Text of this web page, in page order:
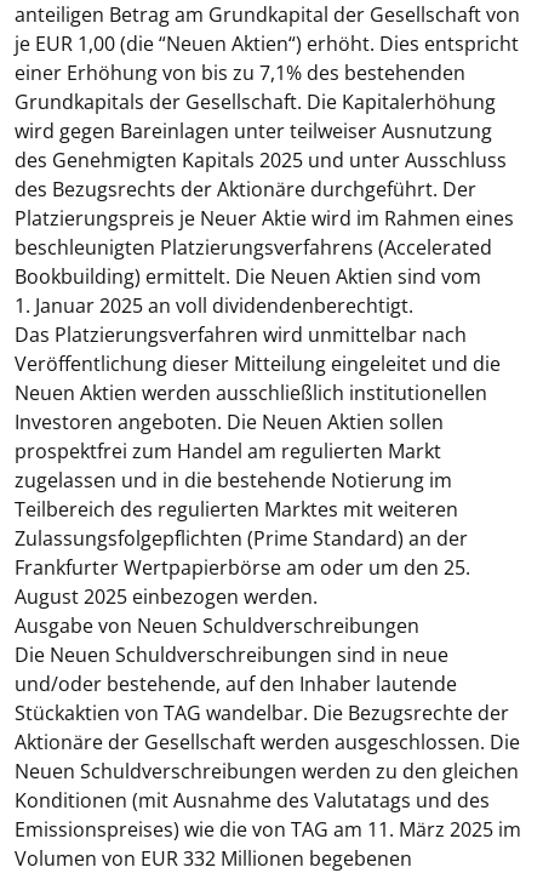
anteiligen Betrag am Grundkapital der Gesellschaft von
je EUR 1,00 (die “Neuen Aktien“) erhöht. Dies entspricht
einer Erhöhung von bis zu 7,1% des bestehenden
Grundkapitals der Gesellschaft. Die Kapitalerhöhung
wird gegen Bareinlagen unter teilweiser Ausnutzung
des Genehmigten Kapitals 2025 und unter Ausschluss
des Bezugsrechts der Aktionäre durchgeführt. Der
Platzierungspreis je Neuer Aktie wird im Rahmen eines
beschleunigten Platzierungsverfahrens (Accelerated
Bookbuilding) ermittelt. Die Neuen Aktien sind vom
1. Januar 2025 an voll dividendenberechtigt.
Das Platzierungsverfahren wird unmittelbar nach
Veröffentlichung dieser Mitteilung eingeleitet und die
Neuen Aktien werden ausschließlich institutionellen
Investoren angeboten. Die Neuen Aktien sollen
prospektfrei zum Handel am regulierten Markt
zugelassen und in die bestehende Notierung im
Teilbereich des regulierten Marktes mit weiteren
Zulassungsfolgepflichten (Prime Standard) an der
Frankfurter Wertpapierbörse am oder um den 25.
August 2025 einbezogen werden.
Ausgabe von Neuen Schuldverschreibungen
Die Neuen Schuldverschreibungen sind in neue
und/oder bestehende, auf den Inhaber lautende
Stückaktien von TAG wandelbar. Die Bezugsrechte der
Aktionäre der Gesellschaft werden ausgeschlossen. Die
Neuen Schuldverschreibungen werden zu den gleichen
Konditionen (mit Ausnahme des Valutatags und des
Emissionspreises) wie die von TAG am 11. März 2025 im
Volumen von EUR 332 Millionen begebenen